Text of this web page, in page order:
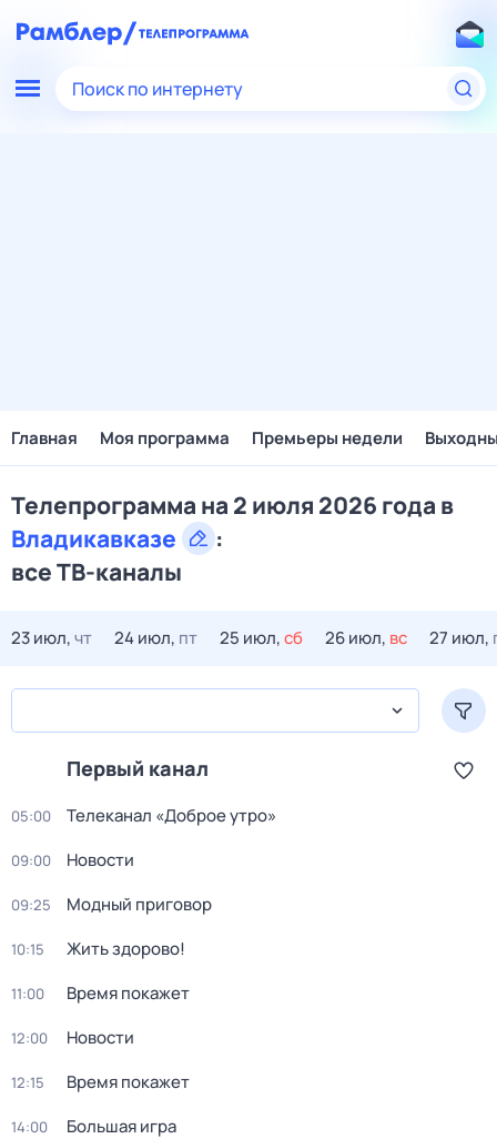
Поиск по интернету
Главная Моя программа Премьеры недели
Телепрограмма на 2 июля 2026 года в
Владикавказе
:
все ТВ-каналы
23 июл,чт 24 июл, пт 25 июл,сб 26 июл, вс 27 июл,
Первый канал
05:00 Телеканал «Доброе утро»
09:00 Новости
09:25 Модный приговор
10:15 Жить здорово!
11:00 Время покажет
12:00 Новости
12:15 Время покажет
14:00 Большая игра